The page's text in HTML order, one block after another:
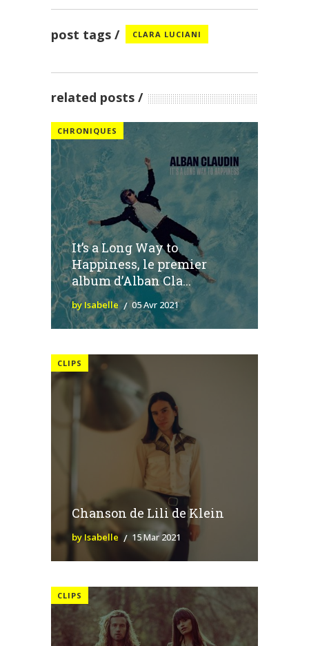
post tags CLARA LUCIANI
related posts
CHRONIQUES
It’s a Long Way to
Happiness, le premier
album d’Alban Cla...
by Isabelle 05 Avr 2021
CLIPS
Chanson de Lili de Klein
by Isabelle 15 Mar 2021
CLIPS